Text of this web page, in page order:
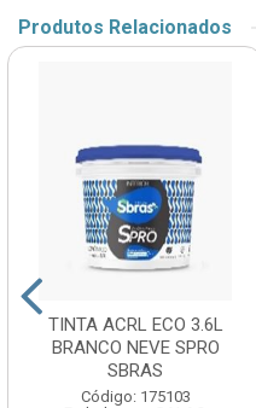
Produtos Relacionados
TINTA ACRL ECO 3.6L
BRANCO NEVE SPRO
SBRAS
Código: 175103